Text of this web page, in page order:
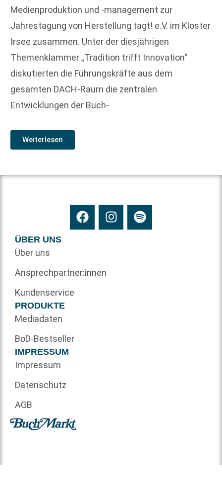
Medienproduktion und -management zur
Jahrestagung von Herstellung tagt! e.V. im Kloster
Irsee zusammen. Unter der diesjährigen
Themenklammer „Tradition trifft Innovation“
diskutierten die Führungskräfte aus dem
gesamten DACH-Raum die zentralen
Entwicklungen der Buch-
Weiterlesen
ÜBER UNS
Über uns
Ansprechpartner:innen
Kundenservice
PRODUKTE
Mediadaten
BoD-Bestseller
IMPRESSUM
Impressum
Datenschutz
AGB